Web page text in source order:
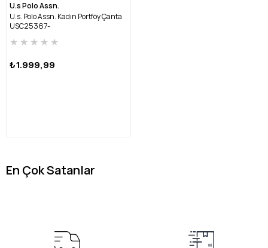
U.s Polo Assn.
U.s. Polo Assn. Kadın Portföy Çanta
USC25367-
★ ★ ★ ★ ★
₺1.999,99
En Çok Satanlar